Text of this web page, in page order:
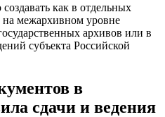
как в отдельных
межархивном уровне
архивов или в
субъекта Российской
в
сдачи и ведения